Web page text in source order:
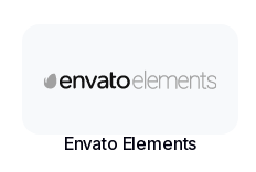
Envato Elements